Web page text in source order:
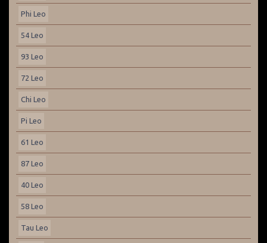
Phi Leo
54 Leo
93 Leo
72 Leo
Chi Leo
Pi Leo
61 Leo
87 Leo
40 Leo
58 Leo
Tau Leo